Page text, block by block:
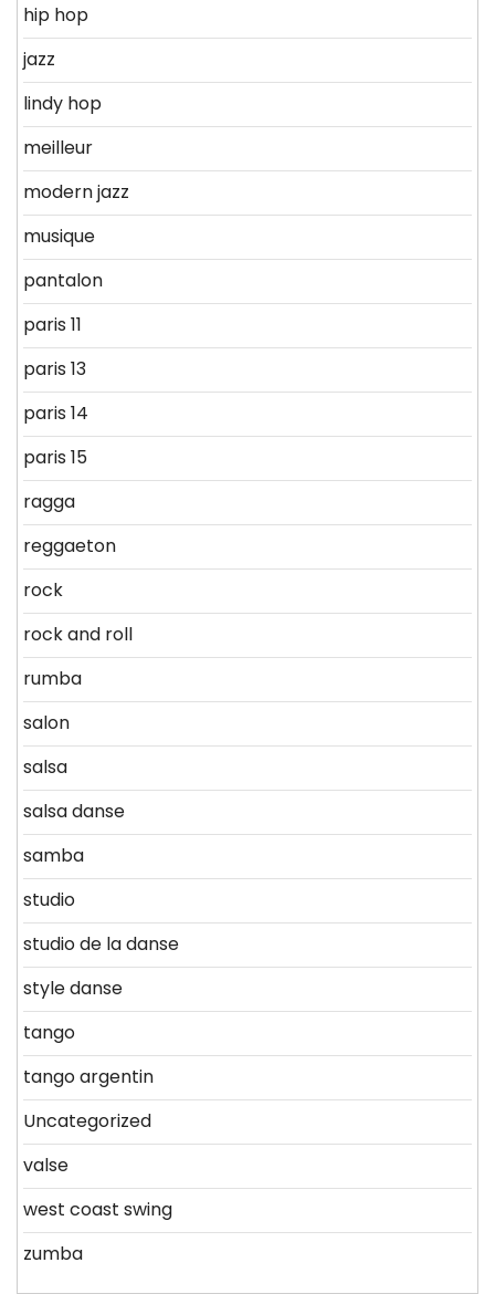
hip hop
jazz
lindy hop
meilleur
modern jazz
musique
pantalon
paris 11
paris 13
paris 14
paris 15
ragga
reggaeton
rock
rock and roll
rumba
salon
salsa
salsa danse
samba
studio
studio de la danse
style danse
tango
tango argentin
Uncategorized
valse
west coast swing
zumba